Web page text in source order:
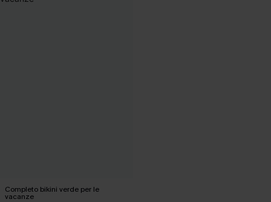
Completo bikini verde per le
vacanze